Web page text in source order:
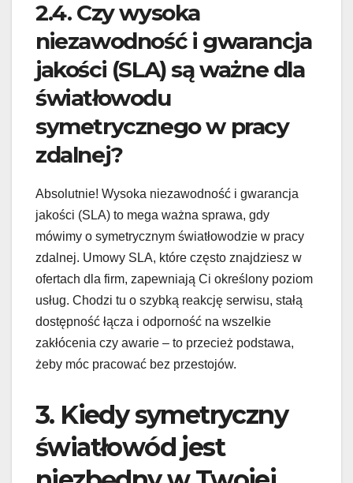
2.4. Czy wysoka
niezawodność i gwarancja
jakości (SLA) są ważne dla
światłowodu
symetrycznego w pracy
zdalnej?
Absolutnie! Wysoka niezawodność i gwarancja
jakości (SLA) to mega ważna sprawa, gdy
mówimy o symetrycznym światłowodzie w pracy
zdalnej. Umowy SLA, które często znajdziesz w
ofertach dla firm, zapewniają Ci określony poziom
usług. Chodzi tu o szybką reakcję serwisu, stałą
dostępność łącza i odporność na wszelkie
zakłócenia czy awarie – to przecież podstawa,
żeby móc pracować bez przestojów.
3. Kiedy symetryczny
światłowód jest